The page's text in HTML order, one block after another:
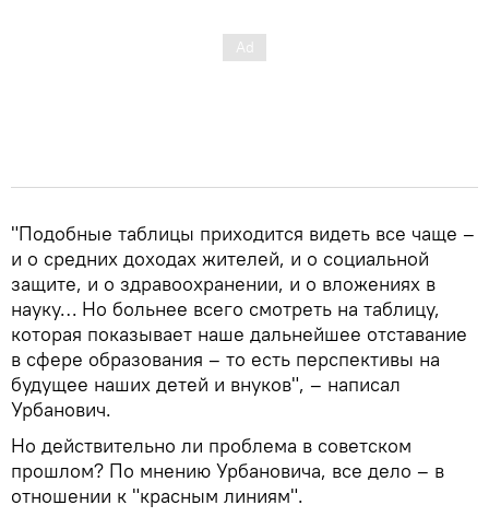
"Подобные таблицы приходится видеть все чаще –
и о средних доходах жителей, и о социальной
защите, и о здравоохранении, и о вложениях в
науку… Но больнее всего смотреть на таблицу,
которая показывает наше дальнейшее отставание
в сфере образования – то есть перспективы на
будущее наших детей и внуков", – написал
Урбанович.
Но действительно ли проблема в советском
прошлом? По мнению Урбановича, все дело – в
отношении к "красным линиям".